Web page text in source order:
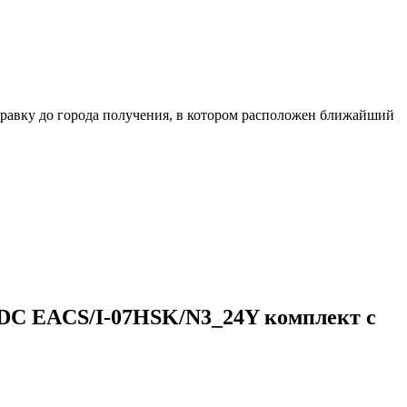
до города получения, в котором расположен ближайший
EACS/I-07HSK/N3_24Y комплект с